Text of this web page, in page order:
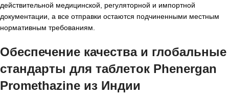
действительной медицинской, регуляторной и импортной
документации, а все отправки остаются подчиненными местным
нормативным требованиям.
Обеспечение качества и глобальные
стандарты для таблеток Phenergan
Promethazine из Индии